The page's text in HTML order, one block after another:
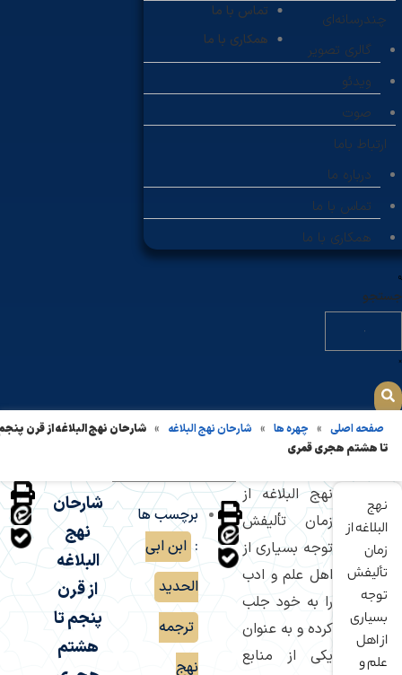
تماس با ما
همکاری با ما
چندرسانه‌ای
گالری تصویر
ویدئو
صوت
ارتباط باما
درباره ما
تماس با ما
همکاری با ما
جستجو
صفحه اصلی » چهره ها » شارحان نهج البلاغه » شارحان نهج البلاغه از قرن
تا هشتم هجری قمری
نهج
البلاغه از
زمان
تألیفش
توجه
بسیاری
از اهل
علم و
نهج البلاغه از
زمان تألیفش
توجه بسیاری از
اهل علم و ادب
را به خود جلب
کرده و به عنوان
یکی از منابع
برچسب ها
: ابن ابی
الحدید
ترجمه
نهج
شارحان
نهج
البلاغه
از قرن
پنجم تا
هشتم